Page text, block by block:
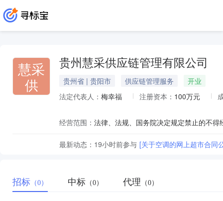
慧采
供
贵州慧采供应链管理有限公司
贵州省 | 贵阳市 供应链管理服务
开业
法定代表人： 梅幸福 注册资本： 100万元
经营范围：
最新动态： 19小时前参与 [关于空调的网上超市合同
招标 （0） 中标 （0） 代理 （0）